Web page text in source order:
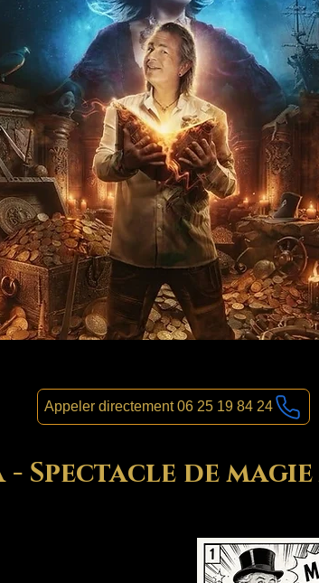
Appeler directement 06 25 19 84 24
- Spectacle de